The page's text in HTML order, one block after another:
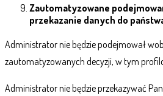
Zautomatyzowane
przekazanie danych do
Administrator nie będzie podejmował
zautomatyzowanych decyzji, w tym
Administrator nie będzie przekazywać